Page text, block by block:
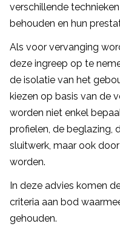
verschillende
behouden en hun
Als voor vervanging
deze ingreep op te
de isolatie van het
kiezen op basis van de
worden niet enkel
profielen, de beglazing,
sluitwerk, maar ook
worden.
In deze advies komen
criteria aan bod
gehouden.